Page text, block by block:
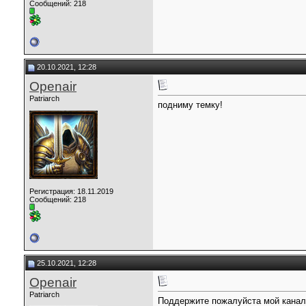
Сообщений: 218
20.10.2021, 12:28
Openair
Patriarch
Регистрация: 18.11.2019
Сообщений: 218
подниму темку!
25.10.2021, 12:28
Openair
Patriarch
Поддержите пожалуйста мой